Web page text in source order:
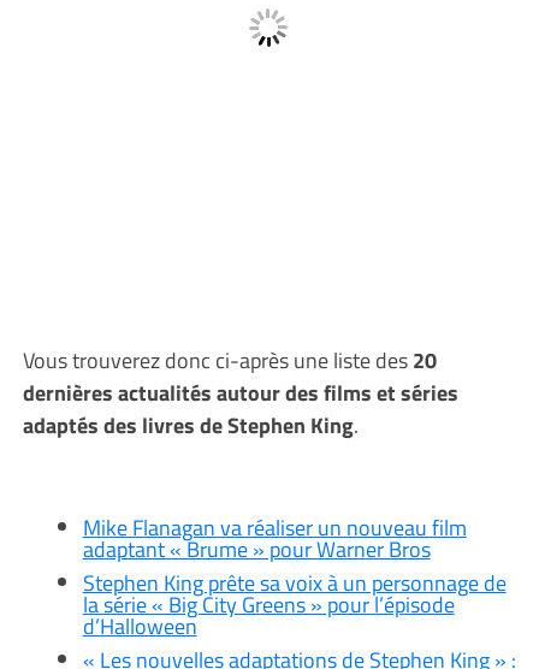
Vous trouverez donc ci-après une liste des20
dernières actualités autour des films et séries
adaptés des livres de Stephen King.
Mike Flanagan va réaliser un nouveau film
adaptant « Brume » pour Warner Bros
Stephen King prête sa voix à un personnage de
la série « Big City Greens » pour l’épisode
d’Halloween
« Les nouvelles adaptations de Stephen King » :